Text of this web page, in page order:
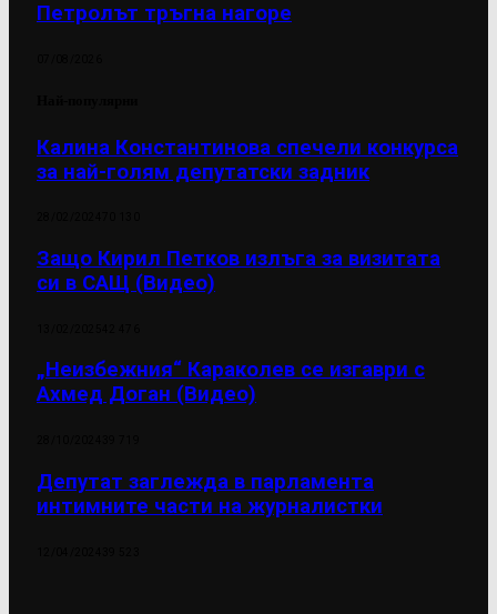
Петролът тръгна нагоре
Калина Константинова спечели конкурса
за най-голям депутатски задник
Защо Кирил Петков излъга за визитата
си в САЩ (Видео)
„Неизбежния“ Караколев се изгаври с
Ахмед Доган (Видео)
Депутат заглежда в парламента
интимните части на журналистки